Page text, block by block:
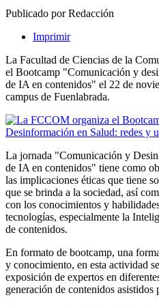
Publicado por Redacción
Imprimir
La Facultad de Ciencias de la
el Bootcamp "Comunicación y
de IA en contenidos" el 22 de
campus de Fuenlabrada.
La jornada "Comunicación y
de IA en contenidos" tiene como
las implicaciones éticas que tiene
que se brinda a la sociedad, así
con los conocimientos y
tecnologías, especialmente la
de contenidos.
En formato de bootcamp, una
y conocimiento, en esta actividad
exposición de expertos en
generación de contenidos